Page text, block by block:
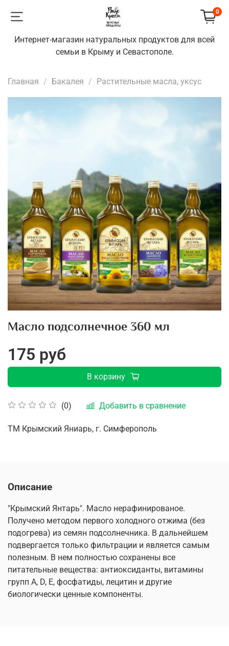
0
Интернет-магазин натуральных продуктов для всей
семьи в Крыму и Севастополе.
Главная Бакалея Растительные масла, уксус
Масло подсолнечное 360 мл
(0) Добавить в сравнение
175 руб
В корзину
ТМ Крымский Яниарь, г. Симферополь
Описание
"Крымский Янтарь". Масло нерафинированое.
Получено методом первого холодного отжима (без
подогрева) из семян подсолнечника. В дальнейшем
подвергается только фильтрации и является самым
полезным. В нем полностью сохранены все
питательные вещества: антиоксиданты, витамины
групп А, D, Е, фосфатиды, лецитин и другие
биологически ценные компоненты.